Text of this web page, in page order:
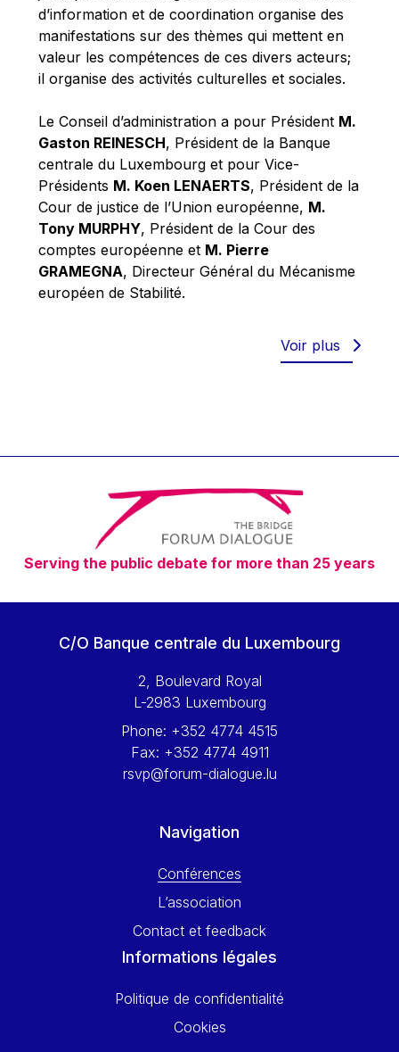
Otmar Issing
Paolo Mengozzi
Paschal Donohoe
Pat Cox
Patrizia Nanz
Philippe Maystadt
Pierre Gramegna
Richard Pelly
Robert Goebbels
Robert REYNDERS
Timothy Radcliffe
Vaclav Klaus
Vassilios Skouris
Vítor Manuel da Silva Caldeira
Viviane Reding
Walter Hagg
Wolfgang Ketterle
Yossi Beillin
Yves FRANCHET
d’information et de coordination organise des
manifestations sur des thèmes qui mettent en
valeur les compétences de ces divers acteurs;
il organise des activités culturelles et sociales.
Le Conseil d’administration a pour Président M.
Gaston REINESCH, Président de la Banque
centrale du Luxembourg et pour Vice-
Présidents M. Koen LENAERTS, Président de la
Cour de justice de l’Union européenne, M.
Tony MURPHY, Président de la Cour des
comptes européenne et M. Pierre
GRAMEGNA, Directeur Général du Mécanisme
européen de Stabilité.
Voir plus
Serving the public debate for more than 25 years
C/O Banque centrale du Luxembourg
2, Boulevard Royal
L-2983 Luxembourg
Phone: +352 4774 4515
Fax: +352 4774 4911
rsvp@forum-dialogue.lu
Navigation
Conférences
L’association
Contact et feedback
Informations légales
Politique de confidentialité
Cookies